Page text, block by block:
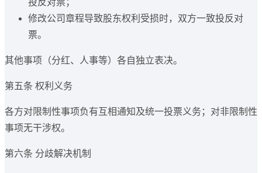
投反对票；
修改公司章程导致股东权利受损时，双方一致投反对
票。
其他事项（分红、人事等）各自独立表决。
第五条 权利义务
各方对限制性事项负有互相通知及统一投票义务；对非限制性
事项无干涉权。
第六条 分歧解决机制